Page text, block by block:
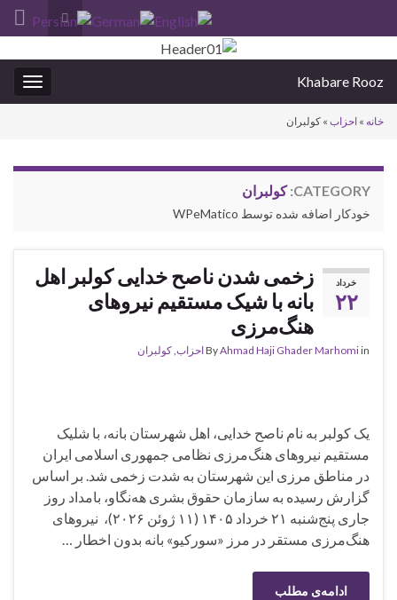
Toggle
search
form
Khabare Rooz
خانه » احزاب » کولبران
CATEGORY: کولبران
خودکار اضافه شده توسط WPeMatico
خرداد
۲۲
زخمی شدن ناصح خدایی کولبر اهل
بانه با شیک مستقیم نیروهای
هنگ‌مرزی
ByAhmad Haji Ghader Marhomiin احزاب کولبران
یک کولبر به نام ناصح خدایی، اهل شهرستان بانه، با شلیک
مستقیم نیروهای هنگ‌مرزی نظامی جمهوری اسلامی ایران
در مناطق مرزی این شهرستان به شدت زخمی شد. بر اساس
گزارش رسیده به سازمان حقوق بشری هه‌نگاو، بامداد روز
جاری پنج‌شنبه ۲۱ خرداد ۱۴۰۵ (۱۱ ژوئن ۲۰۲۶)، نیروهای
هنگ‌مرزی مستقر در مرز «سورکیو» بانه بدون اخطار …
ادامه‌ی مطلب